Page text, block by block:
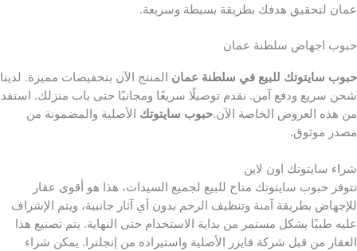
عمان لتحقيق هدفك بطريقة بسيطة وسريعة.
حبوب اجهاض سلطنة عمان
حبوب سايتوتك للبيع في سلطنة عمان المنتج الآن بتخفيضات مميزة. لدينا
شحن سريع ودفع آمن. نقدم توصيلًا سريعًا ومجانيًا حتى باب منزلك. استفد
من هذه العروض الخاصة الآن.حبوب سايتوتك الأصلية والمضمونة من
مصدر موثوق.
شراء سايتوتك اون لاين
تتوفر حبوب سايتوتك متاح للبيع لجميع السيدات، هذا هو أقوى عقار
للإجهاض بطريقة آمنة وتنظيف الرحم بدون أي آثار جانبية، ويتم الإشراف
عليه طبيًا بشكل مستمر من بداية الاستخدام حتى النهاية. يتم تصنيع هذا
العقار من قبل شركة فايزر الأصلية واستيراده من إنجلترا. يمكن شراء